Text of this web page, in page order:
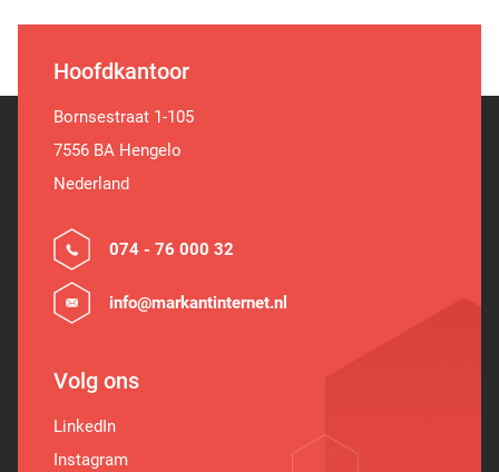
Hoofdkantoor
Bornsestraat 1-105
7556 BA Hengelo
Nederland
074 - 76 000 32
info@markantinternet.nl
Volg ons
LinkedIn
Instagram